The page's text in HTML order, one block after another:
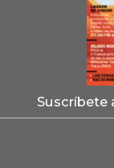
Suscríbete